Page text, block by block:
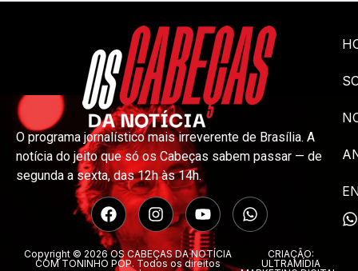
O programa jornalístico mais irreverente de Brasília. A
notícia do jeito que só os Cabeças sabem passar — de
segunda a sexta, das 12h às 14h.
Copyright © 2026 OS CABEÇAS DA NOTÍCIA
COM TONINHO POP. Todos os direitos
CRIAÇÃO:
ULTRAMÍDIA